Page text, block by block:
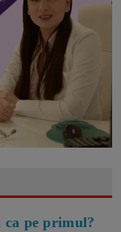
pe primul?